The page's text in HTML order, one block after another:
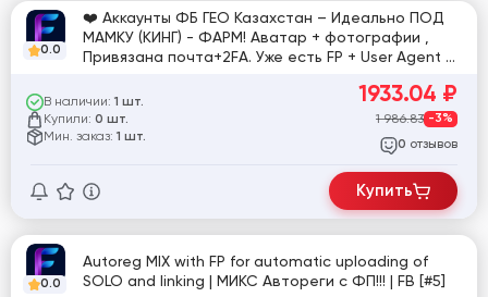
0.0
❤️ Аккаунты ФБ ГЕО Казахстан – Идеально ПОД
МАМКУ (КИНГ) - ФАРМ! Аватар + фотографии ,
Привязана почта+2FA. Уже есть FP + User Agent +
пикселем ФБ + Переход по предлагамой
рекламе в ленте ФБ. Что бы запускать рекламу
или хранить ресурсы - ИДЕАЛЬНО! [791704]
В наличии: 1 шт.
Купили: 0 шт.
Мин. заказ: 1 шт.
1933.04 ₽
1 986.83 -3%
0 отзывов
Купить
0.0
Autoreg MIX with FP for automatic uploading of
SOLO and linking | МИКС Автореги с ФП!!! | FB [#5]